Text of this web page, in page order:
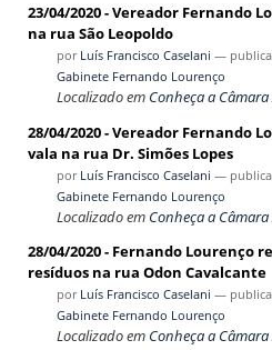
23/04/2020 - Vereador Fernando
na rua São Leopoldo
por Luís Francisco Caselani —
Gabinete Fernando Lourenço
Localizado em Conheça a Câmara
28/04/2020 - Vereador Fernando
vala na rua Dr. Simões Lopes
por Luís Francisco Caselani —
Gabinete Fernando Lourenço
Localizado em Conheça a Câmara
28/04/2020 - Fernando Lourenço
resíduos na rua Odon Cavalcante
por Luís Francisco Caselani —
Gabinete Fernando Lourenço
Localizado em Conheça a Câmara